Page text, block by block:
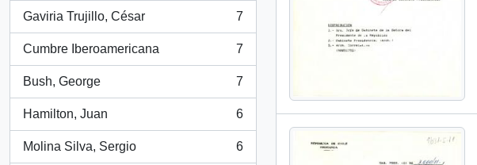
Gaviria Trujillo, César
, 7 results
7
Cumbre Iberoamericana
, 7 results
7
Bush, George
, 7 results
7
Hamilton, Juan
, 6 results
6
Molina Silva, Sergio
, 6 results
6